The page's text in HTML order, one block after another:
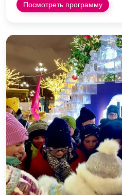
Посмотреть программу